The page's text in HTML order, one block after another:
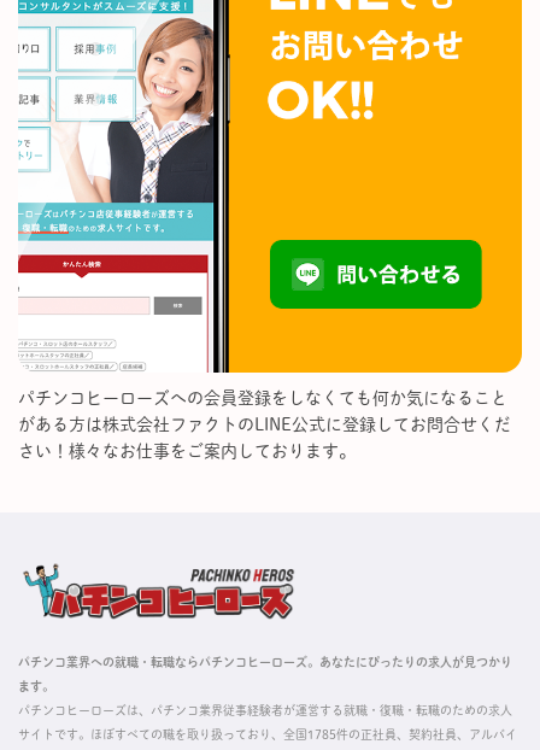
パチンコヒーローズへの会員登録をしなくても何か気になること
がある方は株式会社ファクトのLINE公式に登録してお問合せくだ
さい！様々なお仕事をご案内しております。
パチンコ業界への就職・転職ならパチンコヒーローズ。あなたにぴったりの求人が見つかり
ます。
パチンコヒーローズは、パチンコ業界従事経験者が運営する就職・復職・転職のための求人
サイトです。ほぼすべての職を取り扱っており、全国1785件の正社員、契約社員、アルバイ